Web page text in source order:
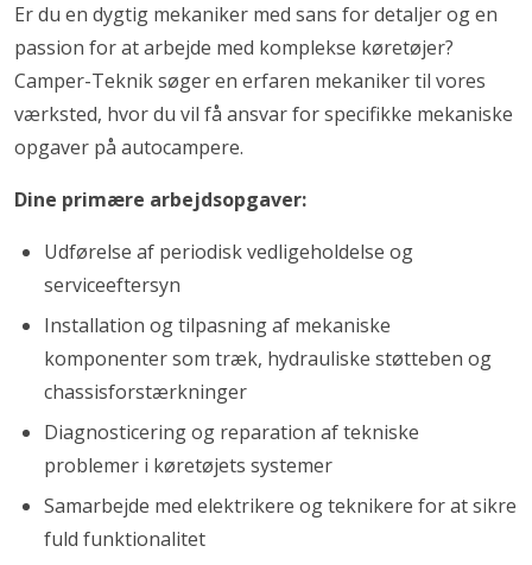
Er du en dygtig mekaniker med sans for detaljer og en
passion for at arbejde med komplekse køretøjer?
Camper-Teknik søger en erfaren mekaniker til vores
værksted, hvor du vil få ansvar for specifikke mekaniske
opgaver på autocampere.
Dine primære arbejdsopgaver:
Udførelse af periodisk vedligeholdelse og
serviceeftersyn
Installation og tilpasning af mekaniske
komponenter som træk, hydrauliske støtteben og
chassisforstærkninger
Diagnosticering og reparation af tekniske
problemer i køretøjets systemer
Samarbejde med elektrikere og teknikere for at sikre
fuld funktionalitet